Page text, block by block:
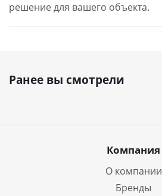
решение для вашего объекта.
Ранее вы смотрели
Компания
О компании
Бренды